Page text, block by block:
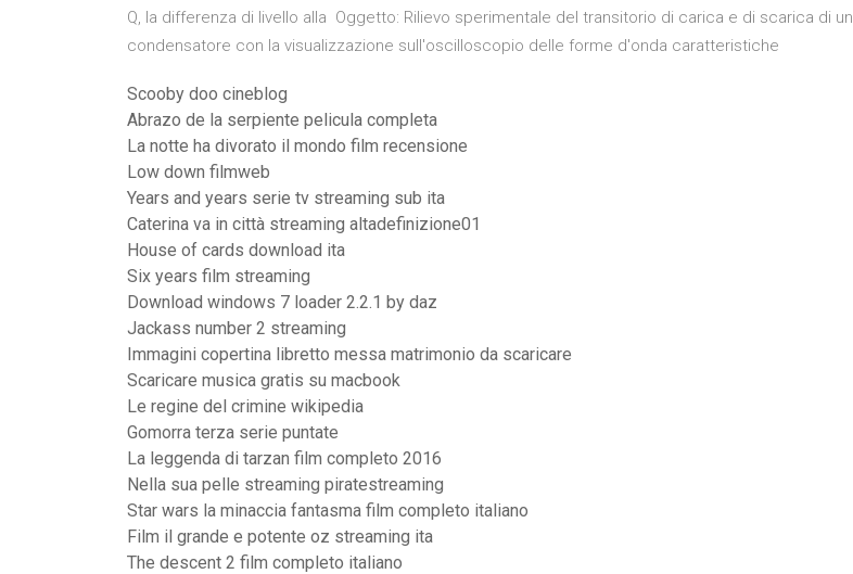
Q, la differenza di livello alla Oggetto: Rilievo sperimentale del transitorio di carica e di scarica di un
condensatore con la visualizzazione sull'oscilloscopio delle forme d'onda caratteristiche
Scooby doo cineblog
Abrazo de la serpiente pelicula completa
La notte ha divorato il mondo film recensione
Low down filmweb
Years and years serie tv streaming sub ita
Caterina va in città streaming altadefinizione01
House of cards download ita
Six years film streaming
Download windows 7 loader 2.2.1 by daz
Jackass number 2 streaming
Immagini copertina libretto messa matrimonio da scaricare
Scaricare musica gratis su macbook
Le regine del crimine wikipedia
Gomorra terza serie puntate
La leggenda di tarzan film completo 2016
Nella sua pelle streaming piratestreaming
Star wars la minaccia fantasma film completo italiano
Film il grande e potente oz streaming ita
The descent 2 film completo italiano